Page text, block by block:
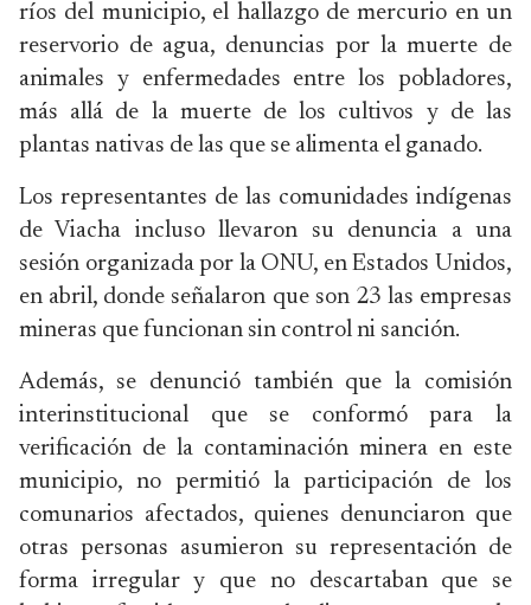
ríos del municipio, el hallazgo de mercurio en un
reservorio de agua, denuncias por la muerte de
animales y enfermedades entre los pobladores,
más allá de la muerte de los cultivos y de las
plantas nativas de las que se alimenta el ganado.
Los representantes de las comunidades indígenas
de Viacha incluso llevaron su denuncia a una
sesión organizada por la ONU, en Estados Unidos,
en abril, donde señalaron que son 23 las empresas
mineras que funcionan sin control ni sanción.
Además, se denunció también que la comisión
interinstitucional que se conformó para la
verificación de la contaminación minera en este
municipio, no permitió la participación de los
comunarios afectados, quienes denunciaron que
otras personas asumieron su representación de
forma irregular y que no descartaban que se